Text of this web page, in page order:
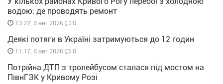
водою: де проводять ремонт
13:22, 8 авг 2026 0
Деякі потяги в Україні затримуються до 12 годин
11:17, 8 авг 2026 0
Потрійна ДТП з тролейбусом сталася під мостом на
ПівнГЗК у Кривому Розі